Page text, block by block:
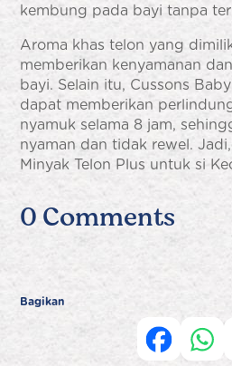
kembung pada bayi tanpa
Aroma khas telon yang
memberikan kenyamanan
bayi. Selain itu, Cussons
dapat memberikan
nyamuk selama 8 jam,
nyaman dan tidak rewel.
Minyak Telon Plus untuk si
0 Comments
Bagikan